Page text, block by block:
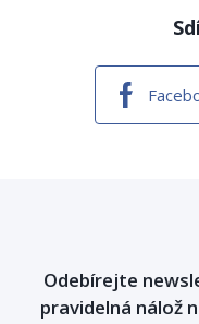
Odebírejte
pravidelná nálož